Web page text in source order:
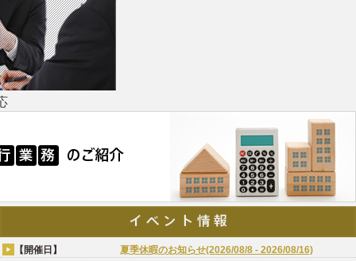
【開催日】 夏季休暇のお知らせ(2026/08/8 - 2026/08/16)